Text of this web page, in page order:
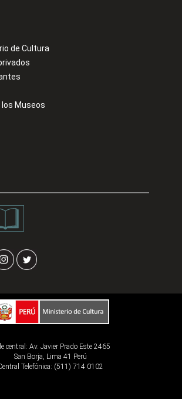
de Cultura
los Museos
central: Av. Javier Prado Este 2465
San Borja, Lima 41 Perú
Telefónica: (511) 714 0102